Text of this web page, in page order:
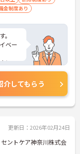
金制度あり
ベー
い。
介してもらう
更新日：2026年02月24日
セントケア神奈川株式会